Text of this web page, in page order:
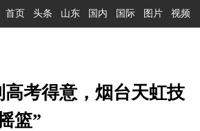
首页 头条 山东 国内 国际 图片 视频
考得意，烟台天虹技
篮”